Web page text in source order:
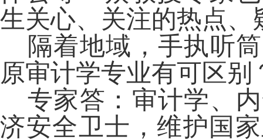
生关心、关注的热点、
隔着地域，手执听
原审计学专业有可区别
专家答：审计学、
济安全卫士，维护国